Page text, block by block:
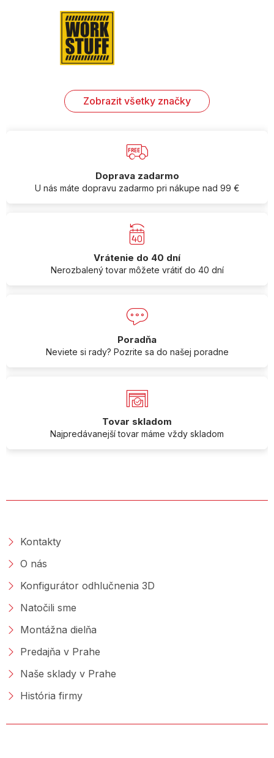
Zobrazit všetky značky
Doprava zadarmo
U nás máte dopravu zadarmo pri nákupe nad 99 €
Vrátenie do 40 dní
Nerozbalený tovar môžete vrátiť do 40 dní
Poradňa
Neviete si rady? Pozrite sa do našej poradne
Tovar skladom
Najpredávanejší tovar máme vždy skladom
Kontakty
O nás
Konfigurátor odhlučnenia 3D
Natočili sme
Montážna dielňa
Predajňa v Prahe
Naše sklady v Prahe
História firmy